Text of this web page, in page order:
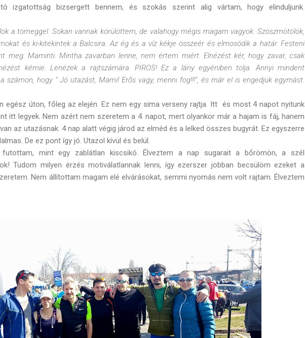
izgatottság bizsergett bennem, és szokás szerint alig vártam, hogy elinduljunk.
a tömeggel. Sokan vannak körülöttem, de valahogy mégis magam vagyok. Szöszmötölök,
és ki-kitekintek a Balcsira. Az ég és a víz kékje összeér és elmosódik a határ. Festeni
meg. Maminti. Mintha zavarban lenne, nem értem miért. Elnézést kér, hogy zavar, csak
kérnie. Lenézek a rajtszámára. PIROS! Ez a lány egyéniben tolja. Annyi mindent
számon, hogy " Jó utazást, Mami! Erős vagy, menni fog!!!", és már el is engedjük egymást.
egész úton, főleg az elején. Ez nem egy sima verseny rajtja. Itt és most 4 napot nyitunk
itt legyek. Nem azért nem szeretem a 4. napot, mert olyankor már a hajam is fáj, hanem
az utazásnak. 4 nap alatt végig járod az elméd és a lelked összes bugyrát. Ez egyszerre
De ez pont így jó. Utazol kívül és belül.
futottam, mint egy zablátlan kiscsikó. Élveztem a nap sugarait a bőrömön, a szél
Tudom milyen érzés motiválatlannak lenni, így ezerszer jobban becsülöm ezeket a
Nem állítottam magam elé elvárásokat, semmi nyomás nem volt rajtam. Élveztem